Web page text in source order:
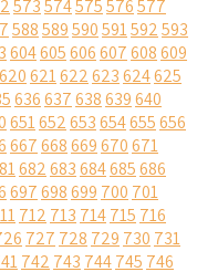
573574575576577
588589590591592593
604605606607608609
620621622623624625
636637638639640
651652653654655656
667668669670671
682683684685686
697698699 700 701
712 713 714715 716
727 728 729 730 731
742 743 744745 746